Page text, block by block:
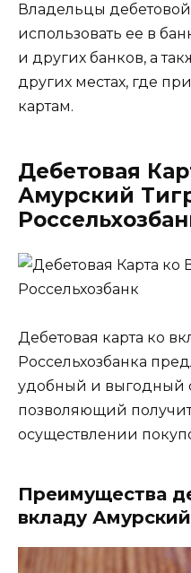
Владельцы дебетовой
использовать ее в
и других банков, а
других местах, где
картам.
Дебетовая
Амурский
Дебетовая карта ко
Россельхозбанка
удобный и выгодный
позволяющий
осуществлении
Преимущества
вкладу